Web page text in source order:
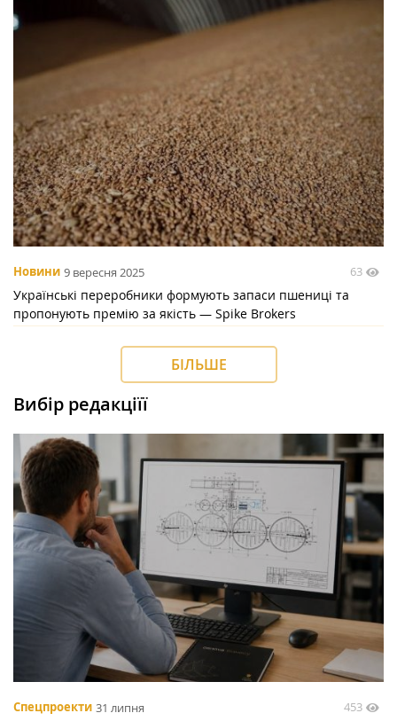
Новини 9 вересня 2025 63
Українські переробники формують запаси пшениці та
пропонують премію за якість — Spike Brokers
БІЛЬШЕ
Вибір редакціїї
Спецпроекти 31 липня 453